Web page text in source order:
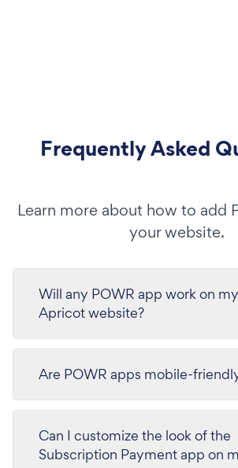
Frequently Asked
Learn more about how to add
your website.
Will any POWR app work on
Apricot website?
Are POWR apps mobile-
Can I customize the look of the
Subscription Payment app on